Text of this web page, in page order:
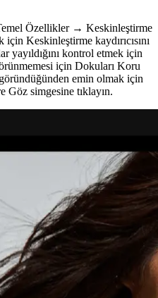
Özellikler → Keskinleştirme
Keskinleştirme kaydırıcısını
yayıldığını kontrol etmek için
için Dokuları Koru
emin olmak için
Göz simgesine tıklayın.